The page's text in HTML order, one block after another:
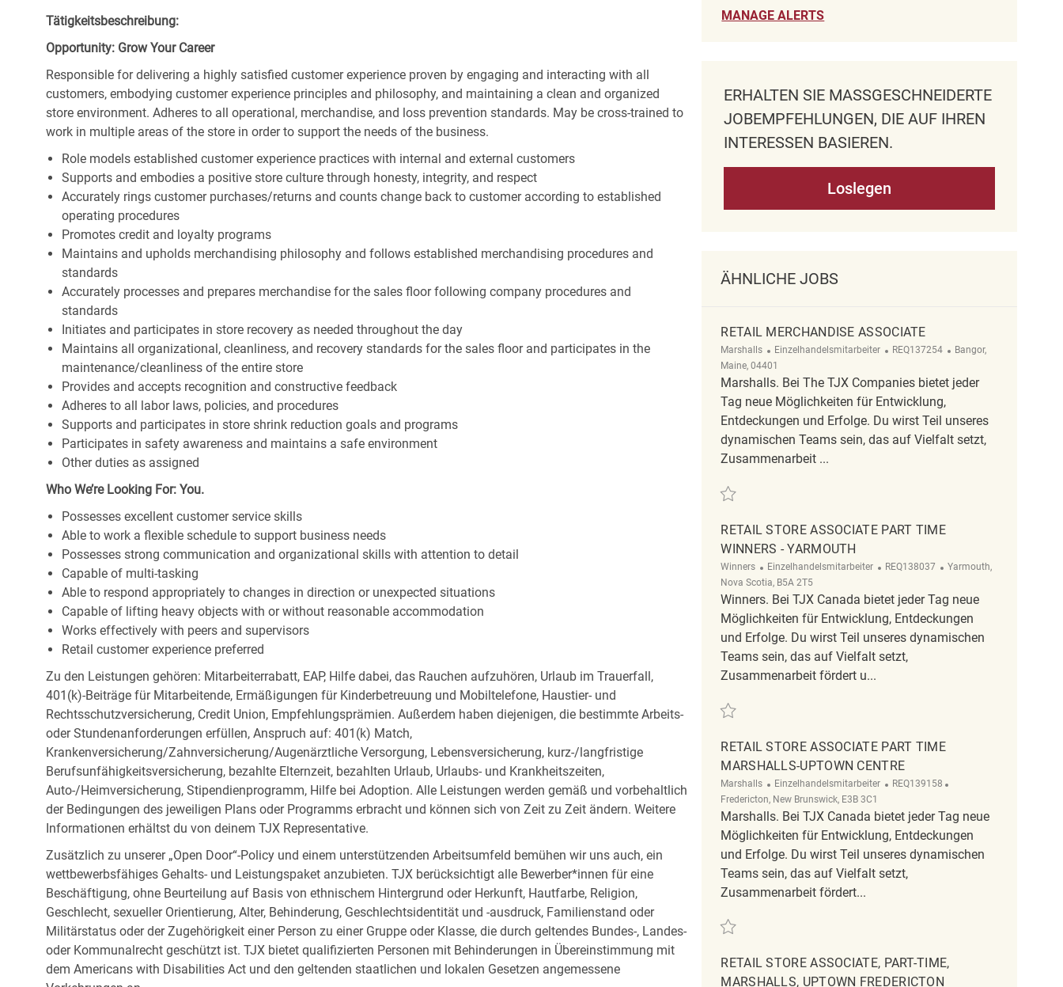
Tätigkeitsbeschreibung:
Opportunity: Grow Your Career
Responsible for delivering a highly satisfied customer experience proven by engaging and interacting with all
customers, embodying customer experience principles and philosophy, and maintaining a clean and organized
store environment. Adheres to all operational, merchandise, and loss prevention standards. May be cross-trained to
work in multiple areas of the store in order to support the needs of the business.
Role models established customer experience practices with internal and external customers
Supports and embodies a positive store culture through honesty, integrity, and respect
Accurately rings customer purchases/returns and counts change back to customer according to established
operating procedures
Promotes credit and loyalty programs
Maintains and upholds merchandising philosophy and follows established merchandising procedures and
standards
Accurately processes and prepares merchandise for the sales floor following company procedures and
standards
Initiates and participates in store recovery as needed throughout the day
Maintains all organizational, cleanliness, and recovery standards for the sales floor and participates in the
maintenance/cleanliness of the entire store
Provides and accepts recognition and constructive feedback
Adheres to all labor laws, policies, and procedures
Supports and participates in store shrink reduction goals and programs
Participates in safety awareness and maintains a safe environment
Other duties as assigned
Who We’re Looking For: You.
Possesses excellent customer service skills
Able to work a flexible schedule to support business needs
Possesses strong communication and organizational skills with attention to detail
Capable of multi-tasking
Able to respond appropriately to changes in direction or unexpected situations
Capable of lifting heavy objects with or without reasonable accommodation
Works effectively with peers and supervisors
Retail customer experience preferred
Zu den Leistungen gehören: Mitarbeiterrabatt, EAP, Hilfe dabei, das Rauchen aufzuhören, Urlaub im Trauerfall,
401(k)-Beiträge für Mitarbeitende, Ermäßigungen für Kinderbetreuung und Mobiltelefone, Haustier- und
Rechtsschutzversicherung, Credit Union, Empfehlungsprämien. Außerdem haben diejenigen, die bestimmte Arbeits-
oder Stundenanforderungen erfüllen, Anspruch auf: 401(k) Match,
Krankenversicherung/Zahnversicherung/Augenärztliche Versorgung, Lebensversicherung, kurz-/langfristige
Berufsunfähigkeitsversicherung, bezahlte Elternzeit, bezahlten Urlaub, Urlaubs- und Krankheitszeiten,
Auto-/Heimversicherung, Stipendienprogramm, Hilfe bei Adoption. Alle Leistungen werden gemäß und vorbehaltlich
der Bedingungen des jeweiligen Plans oder Programms erbracht und können sich von Zeit zu Zeit ändern. Weitere
Informationen erhältst du von deinem TJX Representative.
Zusätzlich zu unserer „Open Door“-Policy und einem unterstützenden Arbeitsumfeld bemühen wir uns auch, ein
wettbewerbsfähiges Gehalts- und Leistungspaket anzubieten. TJX berücksichtigt alle Bewerber*innen für eine
Beschäftigung, ohne Beurteilung auf Basis von ethnischem Hintergrund oder Herkunft, Hautfarbe, Religion,
Geschlecht, sexueller Orientierung, Alter, Behinderung, Geschlechtsidentität und -ausdruck, Familienstand oder
Militärstatus oder der Zugehörigkeit einer Person zu einer Gruppe oder Klasse, die durch geltendes Bundes-, Landes-
oder Kommunalrecht geschützt ist. TJX bietet qualifizierten Personen mit Behinderungen in Übereinstimmung mit
dem Americans with Disabilities Act und den geltenden staatlichen und lokalen Gesetzen angemessene
MANAGE ALERTS
ERHALTEN SIE MASSGESCHNEIDERTE J
OBEMPFEHLUNGEN, DIE AUF IHREN I
NTERESSEN BASIEREN.
Loslegen
ÄHNLICHE JOBS
RETAIL MERCHANDISE ASSOCIATE
Marshalls Kategorie
Einzelhandelsmitarbeiter ReqId
REQ137254 Ort
Bangor,
Maine, 04401
Marshalls. Bei The TJX Companies bietet jeder
Tag neue Möglichkeiten für Entwicklung,
Entdeckungen und Erfolge. Du wirst Teil unseres
dynamischen Teams sein, das auf Vielfalt setzt,
Zusammenarbeit ...
Retten Retail Merchandise Associate REQ137254
RETAIL STORE ASSOCIATE PART TIME
WINNERS - YARMOUTH
Winners Kategorie
Einzelhandelsmitarbeiter ReqId
REQ138037 Ort
Yarmouth,
Nova Scotia, B5A 2T5
Winners. Bei TJX Canada bietet jeder Tag neue
Möglichkeiten für Entwicklung, Entdeckungen
und Erfolge. Du wirst Teil unseres dynamischen
Teams sein, das auf Vielfalt setzt,
Zusammenarbeit fördert u...
RETAIL STORE ASSOCIATE PART TIME
MARSHALLS-UPTOWN CENTRE
Marshalls Kategorie
Einzelhandelsmitarbeiter ReqId
REQ139158
Fredericton, New Brunswick, E3B 3C1
Marshalls. Bei TJX Canada bietet jeder Tag neue
Möglichkeiten für Entwicklung, Entdeckungen
und Erfolge. Du wirst Teil unseres dynamischen
Teams sein, das auf Vielfalt setzt,
Zusammenarbeit fördert...
Retten Retail Store Associate Part time Marshalls-Uptown Centre REQ139158
RETAIL STORE ASSOCIATE, PART-TIME,
MARSHALLS, UPTOWN FREDERICTON